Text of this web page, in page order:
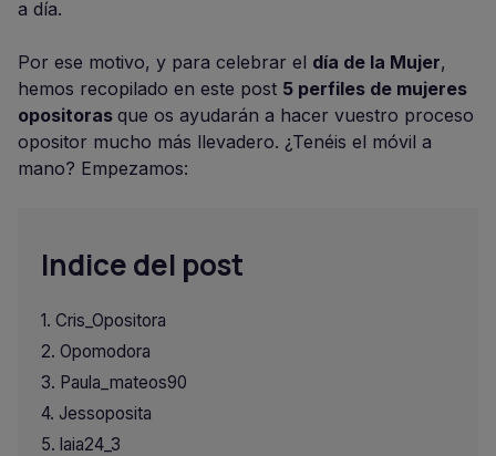
a día.
Por ese motivo, y para celebrar el día de la Mujer,
hemos recopilado en este post 5 perfiles de mujeres
opositoras que os ayudarán a hacer vuestro proceso
opositor mucho más llevadero. ¿Tenéis el móvil a
mano? Empezamos:
Indice del post
Cris_Opositora
Opomodora
Paula_mateos90
Jessoposita
laia24_3